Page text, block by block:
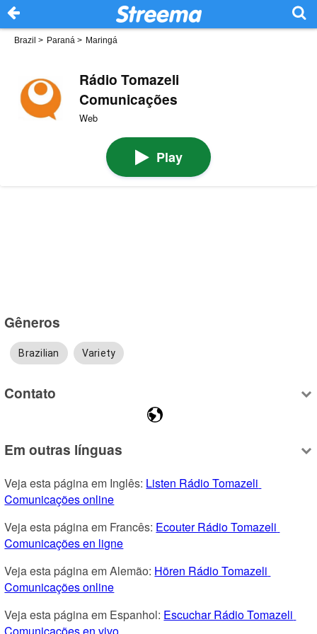
Brazil > Paraná > Maringá
Rádio Tomazeli
Comunicações
Web
Play
Gêneros
Brazilian Variety
Contato
Em outras línguas
Veja esta página em Inglês: Listen Rádio Tomazeli
Comunicações online
Veja esta página em Francês: Ecouter Rádio Tomazeli
Comunicações en ligne
Veja esta página em Alemão: Hören Rádio Tomazeli
Comunicações online
Veja esta página em Espanhol: Escuchar Rádio Tomazeli
Comunicações en vivo